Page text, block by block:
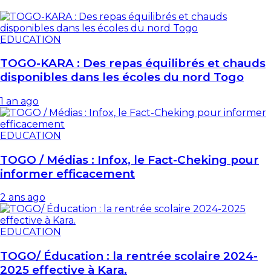
EDUCATION
TOGO-KARA : Des repas équilibrés et chauds
disponibles dans les écoles du nord Togo
1 an ago
EDUCATION
TOGO / Médias : Infox, le Fact-Cheking pour
informer efficacement
2 ans ago
EDUCATION
TOGO/ Éducation : la rentrée scolaire 2024-
2025 effective à Kara.